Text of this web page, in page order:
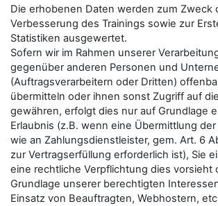
Die erhobenen Daten werden zum Zweck
Verbesserung des Trainings sowie zur
Statistiken ausgewertet.
Sofern wir im Rahmen unserer
gegenüber anderen Personen und
(Auftragsverarbeitern oder Dritten)
übermitteln oder ihnen sonst Zugriff auf
gewähren, erfolgt dies nur auf Grundlage
Erlaubnis (z.B. wenn eine Übermittlung
wie an Zahlungsdienstleister, gem. Art. 6
zur Vertragserfüllung erforderlich ist), Sie
eine rechtliche Verpflichtung dies vorsieht
Grundlage unserer berechtigten
Einsatz von Beauftragten, Webhostern,